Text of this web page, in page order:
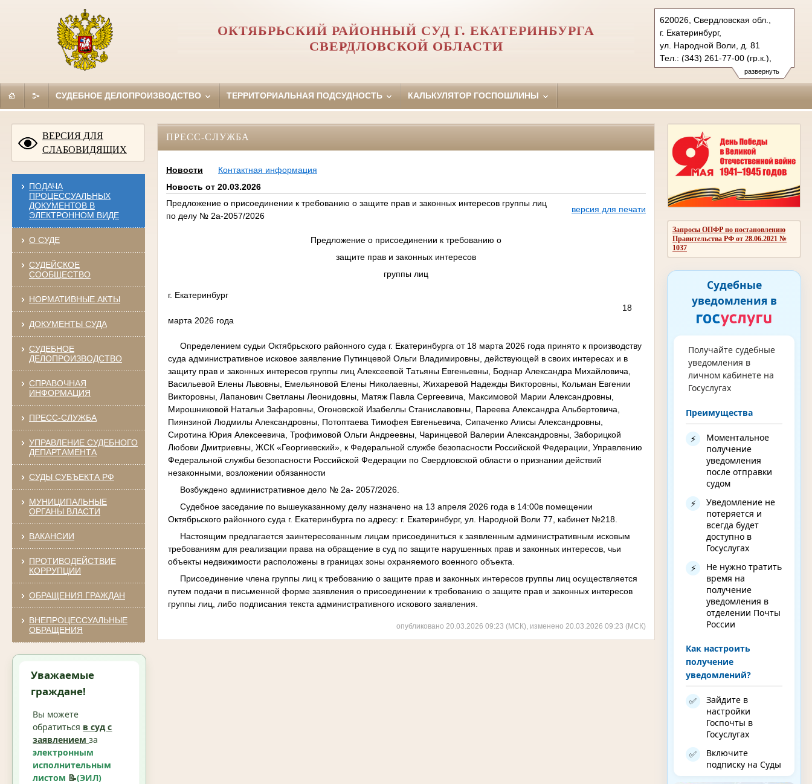
развернуть
620026, Свердловская обл.,
г. Екатеринбург,
ул. Народной Воли, д. 81
Тел.: (343) 261-77-00 (гр.к.),
261-62-72 (уг.к.), 261-69-79 (ф.)
oktiabrsky.svd@sudrf.ru
ОКТЯБРЬСКИЙ РАЙОННЫЙ СУД Г. ЕКАТЕРИНБУРГА
СВЕРДЛОВСКОЙ ОБЛАСТИ
СУДЕБНОЕ ДЕЛОПРОИЗВОДСТВО ТЕРРИТОРИАЛЬНАЯ ПОДСУДНОСТЬ КАЛЬКУЛЯТОР ГОСПОШЛИНЫ
ВЕРСИЯ ДЛЯ
СЛАБОВИДЯЩИХ
ПОДАЧА
ПРОЦЕССУАЛЬНЫХ
ДОКУМЕНТОВ В
ЭЛЕКТРОННОМ ВИДЕ
О СУДЕ
СУДЕЙСКОЕ
СООБЩЕСТВО
НОРМАТИВНЫЕ АКТЫ
ДОКУМЕНТЫ СУДА
СУДЕБНОЕ
ДЕЛОПРОИЗВОДСТВО
СПРАВОЧНАЯ
ИНФОРМАЦИЯ
ПРЕСС-СЛУЖБА
УПРАВЛЕНИЕ СУДЕБНОГО
ДЕПАРТАМЕНТА
СУДЫ СУБЪЕКТА РФ
МУНИЦИПАЛЬНЫЕ
ОРГАНЫ ВЛАСТИ
ВАКАНСИИ
ПРОТИВОДЕЙСТВИЕ
КОРРУПЦИИ
ОБРАЩЕНИЯ ГРАЖДАН
ВНЕПРОЦЕССУАЛЬНЫЕ
ОБРАЩЕНИЯ
Уважаемые
граждане!
Вы можете
обратиться в суд с
заявлениемза
электронным
исполнительным
листом 📝(ЭИЛ)
Запросы ОПФР по постановлению
Правительства РФ от 28.06.2021 №
1037
Судебные
уведомления в
Получайте судебные
уведомления в
личном кабинете на
Госуслугах
Преимущества
⚡
Моментальное
получение
уведомления
после отправки
судом
⚡
Уведомление не
потеряется и
всегда будет
доступно в
Госуслугах
⚡
Не нужно тратить
время на
получение
уведомления в
отделении Почты
России
Как настроить
получение
уведомлений?
✅
Зайдите в
настройки
Госпочты в
Госуслугах
✅
Включите
подписку на Суды
ПРЕСС-СЛУЖБА
Новости
Контактная информация
Новость от 20.03.2026
Предложение о присоединении к требованию о защите прав и законных интересов группы лиц
по делу № 2а-2057/2026
версия для печати
Предложение о присоединении к требованию о
защите прав и законных интересов
группы лиц
г. Екатеринбург
18
марта 2026 года
Определением судьи Октябрьского районного суда г. Екатеринбурга от 18 марта 2026 года принято к производству
суда административное исковое заявление Путинцевой Ольги Владимировны, действующей в своих интересах и в
защиту прав и законных интересов группы лиц Алексеевой Татьяны Евгеньевны, Боднар Александра Михайловича,
Васильевой Елены Львовны, Емельяновой Елены Николаевны, Жихаревой Надежды Викторовны, Кольман Евгении
Викторовны, Лапанович Светланы Леонидовны, Матяж Павла Сергеевича, Максимовой Марии Александровны,
Мирошниковой Натальи Зафаровны, Огоновской Изабеллы Станиславовны, Пареева Александра Альбертовича,
Пиянзиной Людмилы Александровны, Потоптаева Тимофея Евгеньевича, Сипаченко Алисы Александровны,
Сиротина Юрия Алексеевича, Трофимовой Ольги Андреевны, Чаринцевой Валерии Александровны, Заборицкой
Любови Дмитриевны, ЖСК «Георгиевский», к Федеральной службе безопасности Российской Федерации, Управлению
Федеральной службы безопасности Российской Федерации по Свердловской области о признании действий
незаконными, возложении обязанности
Возбуждено административное дело № 2а- 2057/2026.
Судебное заседание по вышеуказанному делу назначено на 13 апреля 2026 года в 14:00в помещении
Октябрьского районного суда г. Екатеринбурга по адресу: г. Екатеринбург, ул. Народной Воли 77, кабинет №218.
Настоящим предлагается заинтересованным лицам присоединиться к заявленным административным исковым
требованиям для реализации права на обращение в суд по защите нарушенных прав и законных интересов, чьи
объекты недвижимости расположены в границах зоны охраняемого военного объекта.
Присоединение члена группы лиц к требованию о защите прав и законных интересов группы лиц осуществляется
путем подачи в письменной форме заявления о присоединении к требованию о защите прав и законных интересов
группы лиц, либо подписания текста административного искового заявления.
опубликовано 20.03.2026 09:23 (МСК), изменено 20.03.2026 09:23 (МСК)